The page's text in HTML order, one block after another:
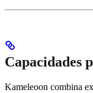
Capacidades
Kameleoon combina